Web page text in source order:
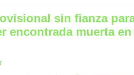
sin fianza
encontrada muerta